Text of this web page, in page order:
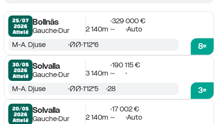
25/07
2026
Attelé
Bollnäs
GaucheDur
329 000 €
2 140m - Auto
8e
M-A. Djuse 1'12''6
30/05
2026
Attelé
Solvalla
GaucheDur
190 115 €
3 140m -
3e
M-A. Djuse 1'12''5 28
20/05
2026
Attelé
Solvalla
GaucheDur
17 002 €
2 140m - Auto